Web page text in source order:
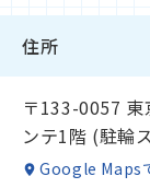
住所
〒133-0057
ンテ1階 (駐輪
Google Maps